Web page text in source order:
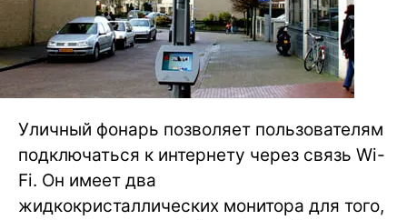
Уличный фонарь позволяет пользователям
подключаться к интернету через связь Wi-
Fi. Он имеет два
жидкокристаллических монитора для того,